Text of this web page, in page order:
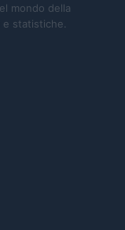
mondo della
statistiche.